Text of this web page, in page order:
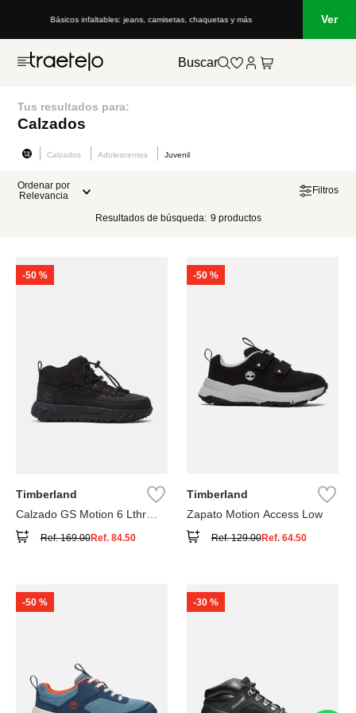
Básicos infaltables: jeans, camisetas, chaquetas y más Ver
Buscar
Tus resultados para:
Calzados
Calzados Adolescentes Juvenil
Ordenar por
Relevancia
Filtros
Resultados de búsqueda: 9 productos
-50 %
Timberland
Calzado GS Motion 6 Lthr
Ref.169.00Ref. 84.50
-50 %
Timberland
Zapato Motion Access Low
Ref.129.00Ref. 64.50
-50 % -30 %